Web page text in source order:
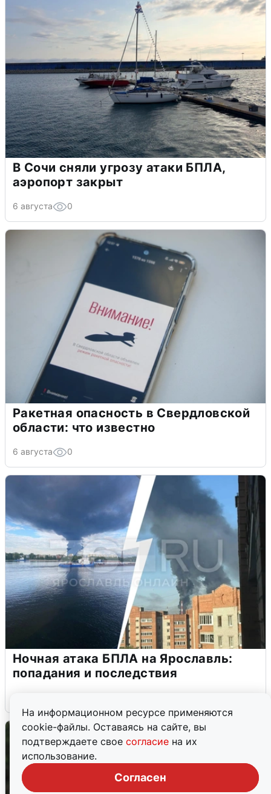
На информационном ресурсе применяются
cookie-файлы. Оставаясь на сайте, вы
подтверждаете свое согласие на их
использование.
Согласен
В Сочи сняли угрозу атаки БПЛА,
аэропорт закрыт
6 августа 0
Ракетная опасность в Свердловской
области: что известно
6 августа 0
Ночная атака БПЛА на Ярославль:
попадания и последствия